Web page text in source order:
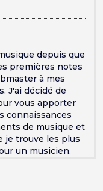
depuis que
premières notes
à mes
J'ai décidé de
vous apporter
connaissances
de musique et
je trouve les plus
un musicien.